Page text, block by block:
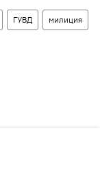
ГУВД милиция